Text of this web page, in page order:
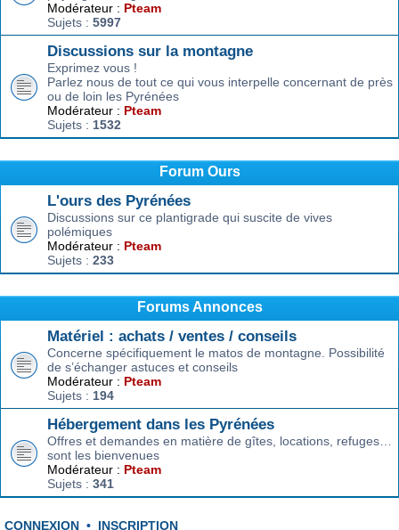
Modérateur : Pteam
Sujets : 5997
Discussions sur la montagne
Exprimez vous !
Parlez nous de tout ce qui vous interpelle concernant de près
ou de loin les Pyrénées
Modérateur : Pteam
Sujets : 1532
Forum Ours
L'ours des Pyrénées
Discussions sur ce plantigrade qui suscite de vives
polémiques
Modérateur : Pteam
Sujets : 233
Forums Annonces
Matériel : achats / ventes / conseils
Concerne spécifiquement le matos de montagne. Possibilité
de s’échanger astuces et conseils
Modérateur : Pteam
Sujets : 194
Hébergement dans les Pyrénées
Offres et demandes en matière de gîtes, locations, refuges…
sont les bienvenues
Modérateur : Pteam
Sujets : 341
CONNEXION • INSCRIPTION